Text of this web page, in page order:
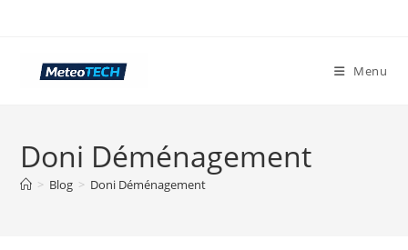
Menu
Doni Déménagement
> Blog > Doni Déménagement